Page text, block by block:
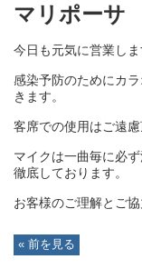
マリポーサ
今日も元気に営業しま
感染予防のためにカ
きます。
客席での使用はご遠慮
マイクは一曲毎に必
徹底しております。
お客様のご理解とご
« 前を見る